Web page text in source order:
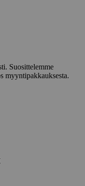
Suosittelemme
myyntipakkauksesta.